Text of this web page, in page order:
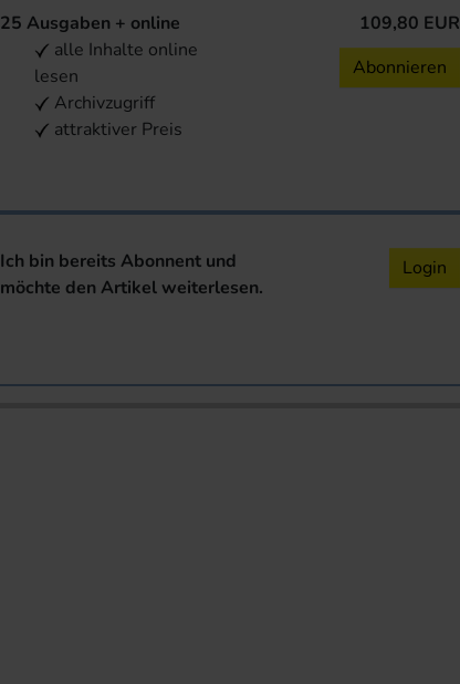
25 Ausgaben + online
alle Inhalte online
lesen
Archivzugriff
attraktiver Preis
109,80 EUR
Abonnieren
Ich bin bereits Abonnent und
möchte den Artikel weiterlesen.
Login